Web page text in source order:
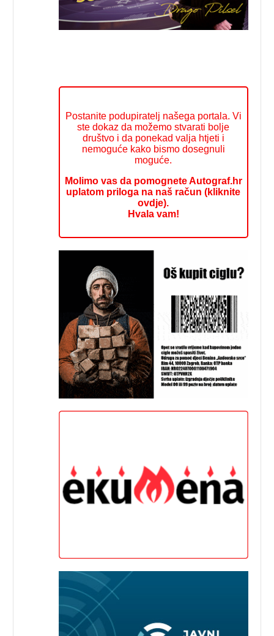
Postanite podupiratelj našega portala. Vi
ste dokaz da možemo stvarati bolje
društvo i da ponekad valja htjeti i
nemoguće kako bismo dosegnuli
moguće.
Molimo vas da pomognete Autograf.hr
uplatom priloga na naš račun (kliknite
ovdje).
Hvala vam!